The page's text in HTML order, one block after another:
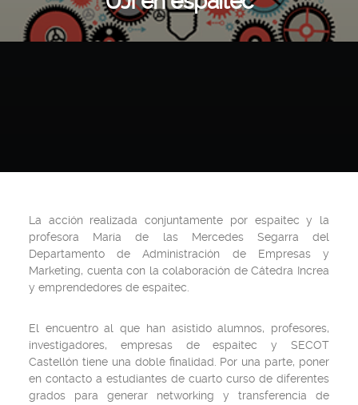
La acción realizada conjuntamente por espaitec y la
profesora María de las Mercedes Segarra del
Departamento de Administración de Empresas y
Marketing, cuenta con la colaboración de Cátedra Increa
y emprendedores de espaitec.
El encuentro al que han asistido alumnos, profesores,
investigadores, empresas de espaitec y SECOT
Castellón tiene una doble finalidad. Por una parte, poner
en contacto a estudiantes de cuarto curso de diferentes
grados para generar networking y transferencia de